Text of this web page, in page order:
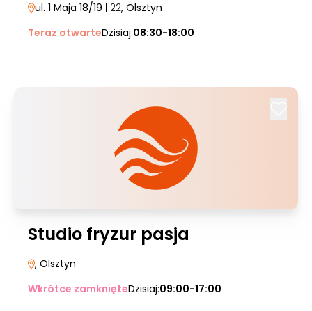
ul. 1 Maja 18/19 | 22, Olsztyn
Teraz otwarteDzisiaj:08:30-18:00
Studio fryzur pasja
, Olsztyn
Wkrótce zamknięteDzisiaj:09:00-17:00